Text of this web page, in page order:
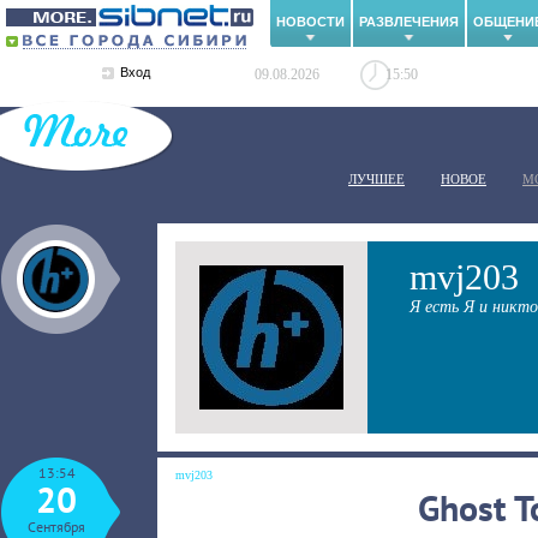
НОВОСТИ РАЗВЛЕЧЕНИЯ
Вход 09.08.2026 15:50
ЛУЧШЕЕ НОВОЕ
mvj203
Я есть Я и
13:54
20
Сентября
mvj203
Ghost